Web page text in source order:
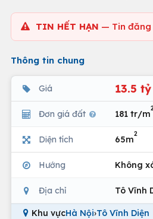
TIN HẾT HẠN — Tin đăng
Thông tin chung
Giá 13.5 tỷ
Đơn giá đất 181 tr/m
2
Diện tích 65m
2
Hướng Không
Địa chỉ Tô Vĩnh
Khu vựcHà Nội›Tô Vĩnh Diện